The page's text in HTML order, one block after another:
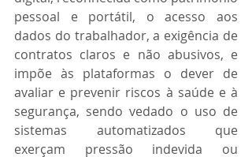
pessoal e portátil, o acesso aos
dados do trabalhador, a exigência de
contratos claros e não abusivos, e
impõe às plataformas o dever de
avaliar e prevenir riscos à saúde e à
segurança, sendo vedado o uso de
sistemas automatizados que
exerçam pressão indevida ou